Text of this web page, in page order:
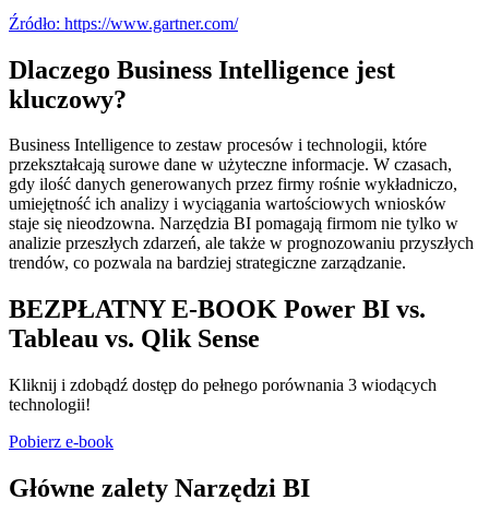
Źródło: https://www.gartner.com/
Dlaczego Business Intelligence jest
kluczowy?
Business Intelligence to zestaw procesów i technologii, które
przekształcają surowe dane w użyteczne informacje. W czasach,
gdy ilość danych generowanych przez firmy rośnie wykładniczo,
umiejętność ich analizy i wyciągania wartościowych wniosków
staje się nieodzowna. Narzędzia BI pomagają firmom nie tylko w
analizie przeszłych zdarzeń, ale także w prognozowaniu przyszłych
trendów, co pozwala na bardziej strategiczne zarządzanie.
BEZPŁATNY E-BOOK Power BI vs.
Tableau vs. Qlik Sense
Kliknij i zdobądź dostęp do pełnego porównania 3 wiodących
technologii!
Pobierz e-book
Główne zalety Narzędzi BI